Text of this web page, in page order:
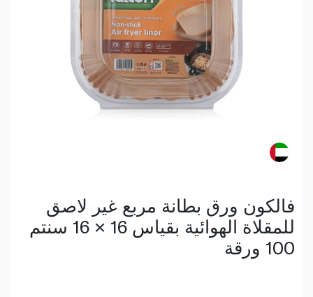
فالكون ورق بطانة مربع غير لاصق
للمقلاة الهوائية بقياس 16 × 16 سنتم
100 ورقة